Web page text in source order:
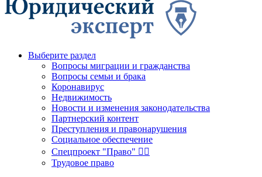
Выберите раздел
Вопросы миграции и гражданства
Вопросы семьи и брака
Коронавирус
Недвижимость
Новости и изменения законодательства
Партнерский контент
Преступления и правонарушения
Социальное обеспечение
Спецпроект "Право" 👮‍♂️
Трудовое право